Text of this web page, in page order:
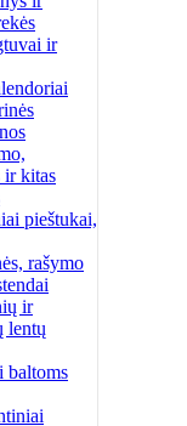
ir
ir kitas
pieštukai,
rašymo
ir
lentų
baltoms